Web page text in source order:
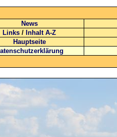
News
Links / Inhalt A-Z
Hauptseite